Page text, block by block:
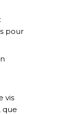
pour
vis
que